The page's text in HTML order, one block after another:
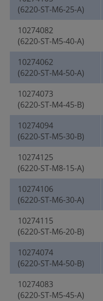
(6220-ST-M6-25-A)
10274082
(6220-ST-M5-40-A)
10274062
(6220-ST-M4-50-A)
10274073
(6220-ST-M4-45-B)
10274094
(6220-ST-M5-30-B)
10274125
(6220-ST-M8-15-A)
10274106
(6220-ST-M6-30-A)
10274115
(6220-ST-M6-20-B)
10274074
(6220-ST-M4-50-B)
10274083
(6220-ST-M5-45-A)